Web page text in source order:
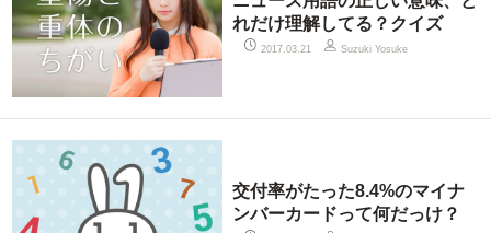
れだけ理解してる？クイズ
2017.03.21 Suzuki Yosuke
交付率がたった8.4%のマイナ
ンバーカードって何だっけ？